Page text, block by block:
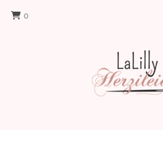
0